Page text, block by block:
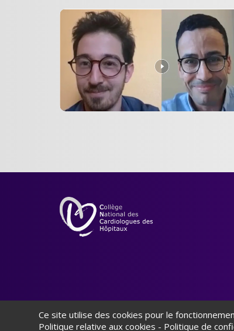
Ce site utilise des cookies pour le
Politique relative aux cookies - Politique de